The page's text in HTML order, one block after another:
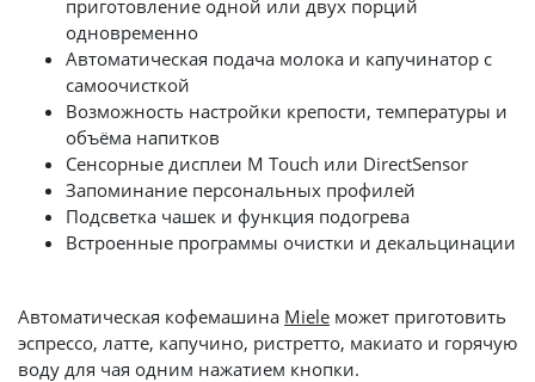
приготовление одной или двух порций
одновременно
Автоматическая подача молока и капучинатор с
самоочисткой
Возможность настройки крепости, температуры и
объёма напитков
Сенсорные дисплеи M Touch или DirectSensor
Запоминание персональных профилей
Подсветка чашек и функция подогрева
Встроенные программы очистки и декальцинации
Автоматическая кофемашина Miele может приготовить
эспрессо, латте, капучино, ристретто, макиато и горячую
воду для чая одним нажатием кнопки.